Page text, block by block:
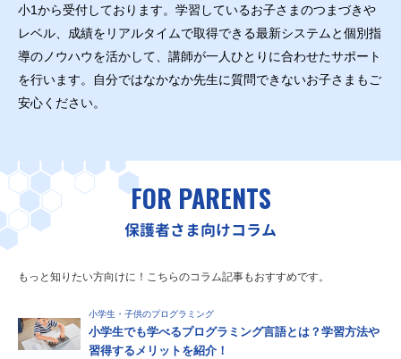
小1から受付しております。学習しているお子さまのつまづきや
レベル、成績をリアルタイムで取得できる最新システムと個別指
導のノウハウを活かして、講師が一人ひとりに合わせたサポート
を行います。自分ではなかなか先生に質問できないお子さまもご
安心ください。
FOR PARENTS
保護者さま向けコラム
もっと知りたい方向けに！こちらのコラム記事もおすすめです。
小学生・子供のプログラミング
小学生でも学べるプログラミング言語とは？学習方法や
習得するメリットを紹介！